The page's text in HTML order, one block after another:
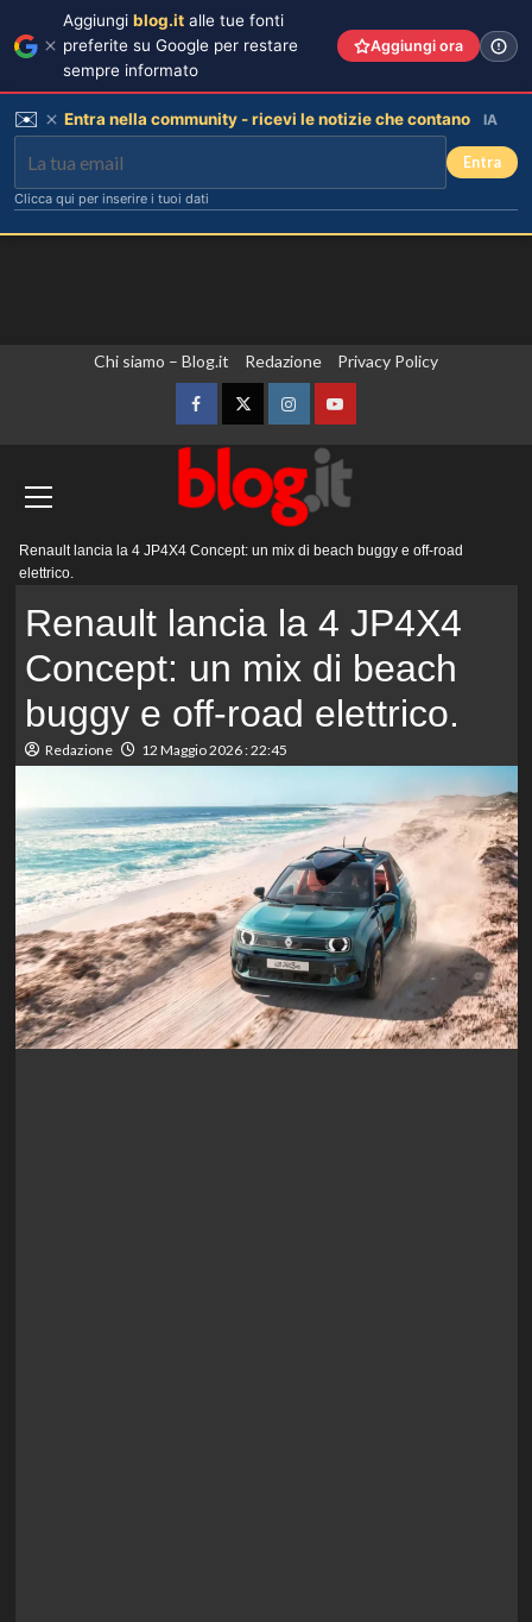
Chi siamo – Blog.it Redazione Privacy Policy
FacebookTwitterInstagramYouTube
principale
Renault lancia la 4 JP4X4 Concept: un mix di beach buggy e off-road
elettrico.
Renault lancia la 4 JP4X4
Concept: un mix di beach
buggy e off-road elettrico.
Redazione 12 Maggio 2026 : 22:45
Aggiungi blog.it alle tue fonti
preferite su Google per restare
sempre informato
Aggiungi ora
✉️ Entra nella community - ricevi le notizie che contano IA
Entra
Clicca qui per inserire i tuoi dati